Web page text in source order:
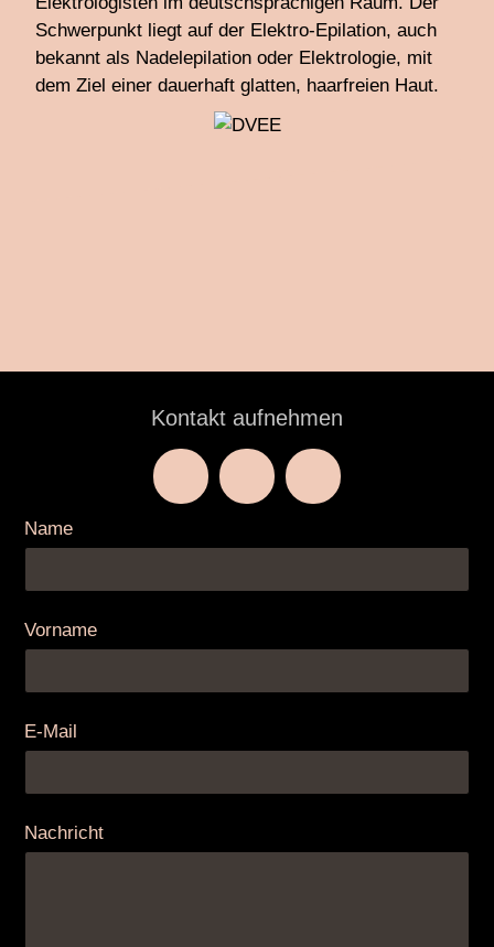
Schwerpunkt liegt auf der Elektro-Epilation, auch
bekannt als Nadelepilation oder Elektrologie, mit
dem Ziel einer dauerhaft glatten, haarfreien Haut.
Kontakt aufnehmen
Name
Vorname
E-Mail
Nachricht